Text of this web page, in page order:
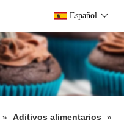
Español
» Aditivos alimentarios
»